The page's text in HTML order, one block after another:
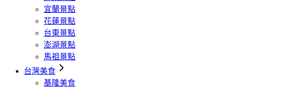
宜蘭景點
花蓮景點
台東景點
澎湖景點
馬祖景點
台灣美食
基隆美食